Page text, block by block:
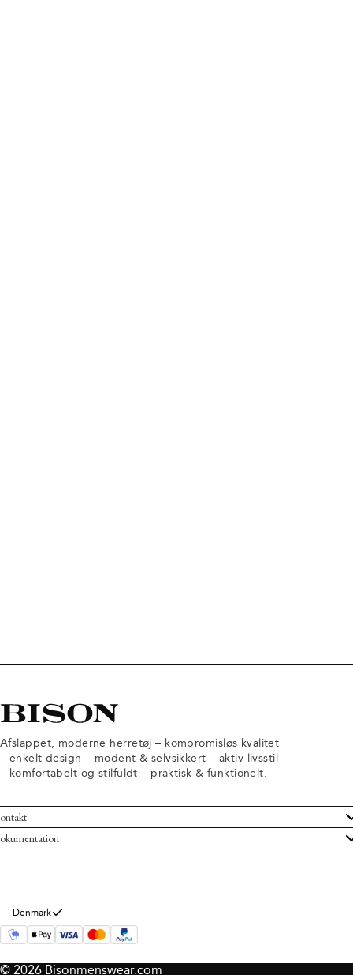
Afslappet, moderne herretøj – kompromisløs kvalitet
– enkelt design – modent & selvsikkert – aktiv livsstil
– komfortabelt og stilfuldt – praktisk & funktionelt.
Bisoninformation
Denmark
© 2026 Bisonmenswear.com